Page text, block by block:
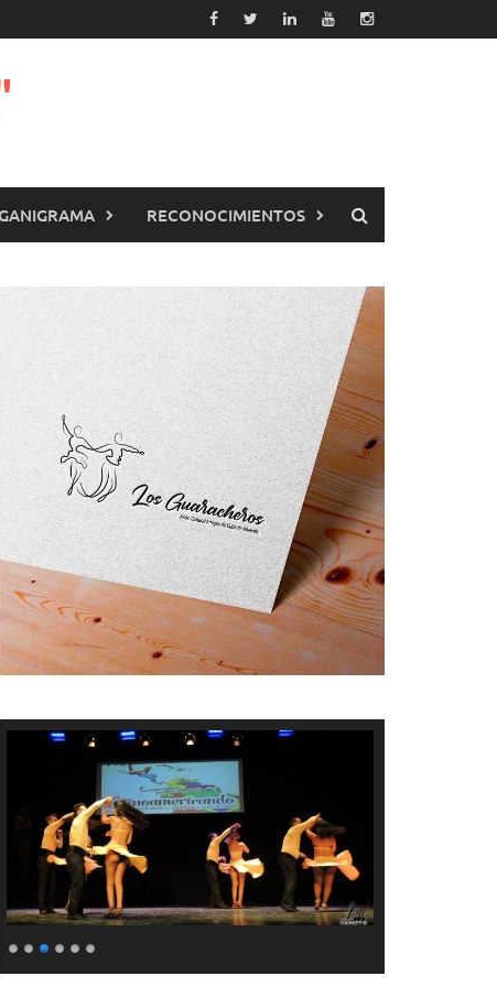
RECONOCIMIENTOS